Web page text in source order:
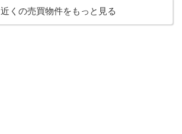
近くの売買物件をもっと見る